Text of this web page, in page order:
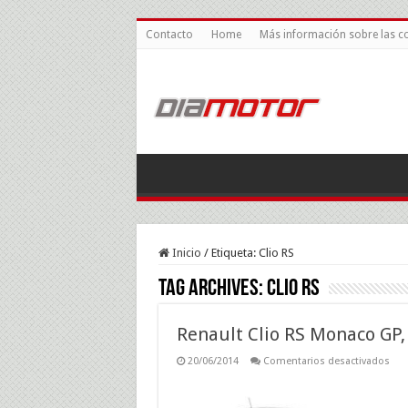
Contacto Home Más información sobre las
Inicio / Etiqueta: Clio RS
Tag Archives:Clio RS
Renault Clio RS Monaco
20/06/2014 Comentarios desactivadosen